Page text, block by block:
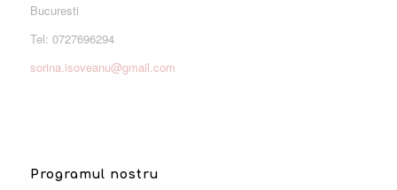
Bucuresti
Tel: 0727696294
sorina.isoveanu@gmail.com
Programul nostru